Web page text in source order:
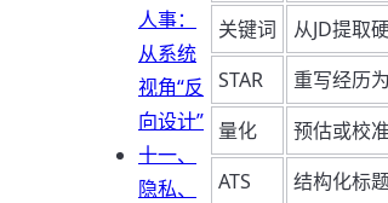
人事：
从系统
视角“反
向设计”
十一、
隐私、
关键词
从JD提取
STAR
重写经历
量化
预估或校
ATS
结构化标